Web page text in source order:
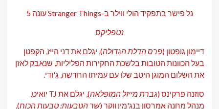
נל פישר בתפקיד הולי ווילר ב-Stranger Things עונה 5
נטפליקס
דיימון גופטון (פרס הדלת הגדולה), יגלם את דני הייז, הקפטן
בעל הכוונות הטובות בלשכת החקירות הפליליות, שנאבק לאזן
את השלום המוגן היטב שלו עם עמיתו החדשה, ג'ודי.
סוזנה פרקינס (גברת מייזל המופלאה
), יגלם את TJ יואיט,
מנהל מחנה אמרסון בנג'מין ווקר (שר הטבעות: טבעות הכוח),